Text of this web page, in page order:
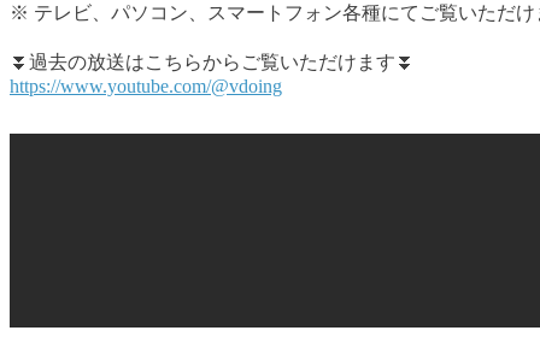
※ テレビ、パソコン、スマートフォン各種にてご覧いただ
⏬過去の放送はこちらからご覧いただけます⏬
https://www.youtube.com/@vdoing